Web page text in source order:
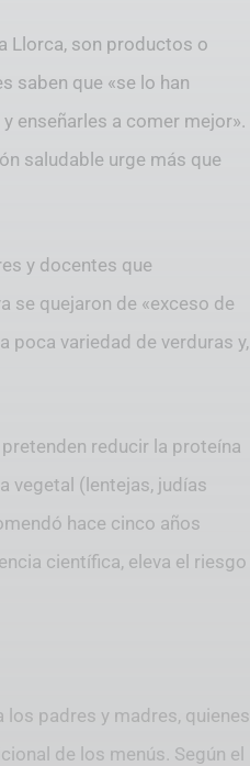
Llorca, son productos o
saben que «se lo han
enseñarles a comer mejor».
saludable urge más que
y docentes que
se quejaron de «exceso de
poca variedad de verduras y,
reducir la proteína
vegetal (lentejas, judías
hace cinco años
científica, eleva el riesgo
padres y madres, quienes
de los menús. Según el